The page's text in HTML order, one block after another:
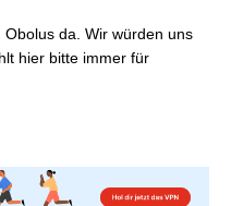
da. Wir würden uns
hier bitte immer für